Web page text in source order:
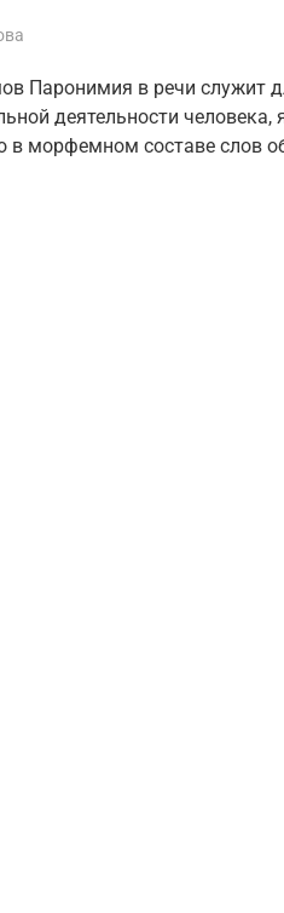
Паронимия в речи служит
деятельности человека,
в морфемном составе слов